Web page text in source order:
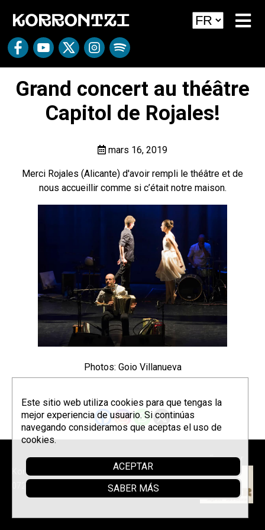
Grand concert au théâtre
Capitol de Rojales!
mars 16, 2019
Merci Rojales (Alicante) d'avoir rempli le théâtre et de
nous accueillir comme si c’était notre maison.
Photos: Goio Villanueva
Korrontzi © 2026 - Tel. (+34) 618
072 076 -
Política de privacidad
Parrainer
Este sitio web utiliza cookies para que tengas la
mejor experiencia de usuario. Si continúas
navegando consideramos que aceptas el uso de
cookies.
ACEPTAR
SABER MÁS